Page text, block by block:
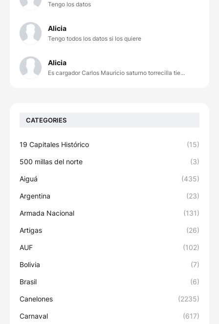
Tengo los datos
Alicia
Tengo todos los datos si los quiere
Alicia
Es cargador Carlos Mauricio saturno torrecilla tie...
CATEGORIES
19 Capitales Histórico (15)
500 millas del norte (3)
Aiguá (435)
Argentina (23)
Armada Nacional (131)
Artigas (26)
AUF (102)
Bolivia (7)
Brasil (6)
Canelones (2235)
Carnaval (617)